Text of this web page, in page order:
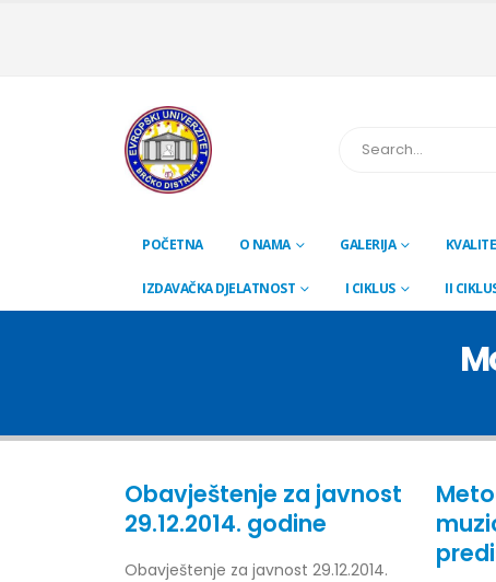
POČETNA O NAMA GALERIJA
IZDAVAČKA DJELATNOST I CIKLUS II
Obavještenje za javnost
29.12.2014. godine
Obavještenje za javnost 29.12.2014.